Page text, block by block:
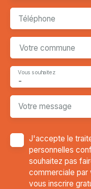
Téléphone
Votre commune
-
Vous souhaitez
Votre message
J'accepte le
personnelles
souhaitez pas
commerciale par
vous inscrire